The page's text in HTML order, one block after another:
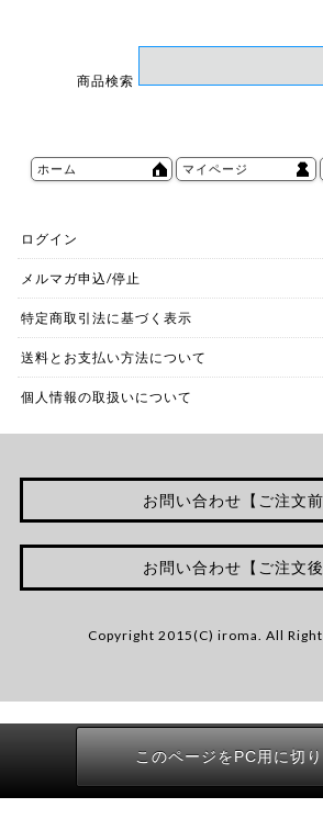
商品検索
ホーム マイページ
ログイン
メルマガ申込/停止
特定商取引法に基づく表示
送料とお支払い方法について
個人情報の取扱いについて
お問い合わせ【ご注文前
お問い合わせ【ご注文後
Copyright 2015(C) iroma. All
このページをPC用に切り